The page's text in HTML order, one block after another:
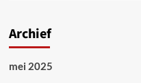
Archief
mei 2025